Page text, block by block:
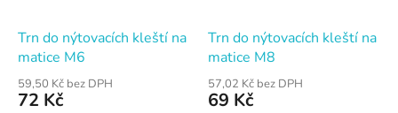
Trn do nýtovacích kleští na
matice M6
59,50 Kč bez DPH
72 Kč
Trn do nýtovacích kleští na
matice M8
57,02 Kč bez DPH
69 Kč